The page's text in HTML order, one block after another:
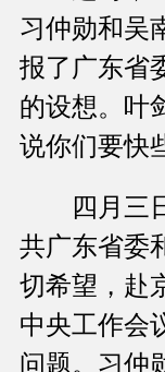
习仲勋和吴
报了广东省
的设想。叶
说你们要快
四月三日
共广东省委
切希望，赴
中央工作会
问题。习仲